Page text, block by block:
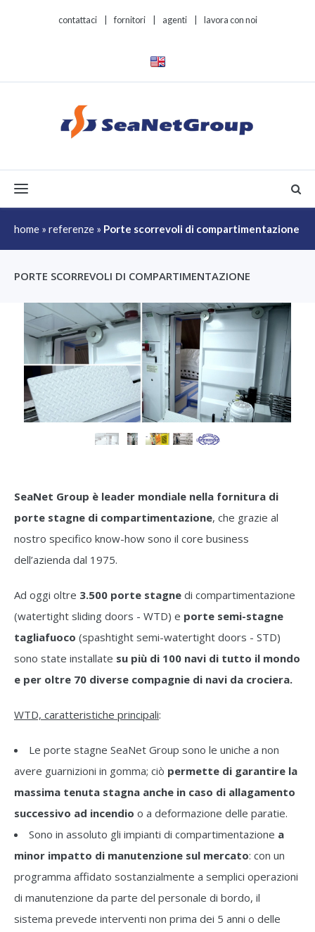
contattaci fornitori agenti lavora con noi
Toggle navigation
home » referenze » Porte scorrevoli di compartimentazione
PORTE SCORREVOLI DI COMPARTIMENTAZIONE
SeaNet Group è leader mondiale nella fornitura di
porte stagne di compartimentazione, che grazie al
nostro specifico know-how sono il core business
dell’azienda dal 1975.
Ad oggi oltre 3.500 porte stagne di compartimentazione
(watertight sliding doors - WTD) e porte semi-stagne
tagliafuoco (spashtight semi-watertight doors - STD)
sono state installate su più di 100 navi di tutto il mondo
e per oltre 70 diverse compagnie di navi da crociera.
WTD, caratteristiche principali:
Le porte stagne SeaNet Group sono le uniche a non
avere guarnizioni in gomma; ciò permette di garantire la
massima tenuta stagna anche in caso di allagamento
successivo ad incendio o a deformazione delle paratie.
Sono in assoluto gli impianti di compartimentazione a
minor impatto di manutenzione sul mercato: con un
programma affidato sostanzialmente a semplici operazioni
di manutenzione da parte del personale di bordo, il
sistema prevede interventi non prima dei 5 anni o delle